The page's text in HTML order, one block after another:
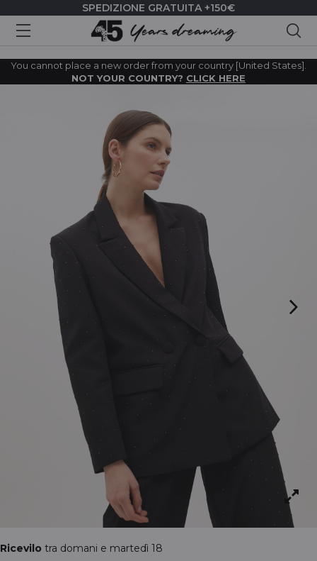
SPEDIZIONE GRATUITA +150€
You cannot place a new order from your country [United States].
NOT YOUR COUNTRY? CLICK HERE
Ricevilo tra domani e martedì 18